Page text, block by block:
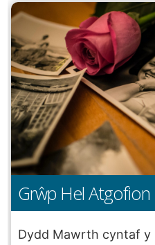
Grŵp Hel Atgofion
Dydd Mawrth cyntaf y